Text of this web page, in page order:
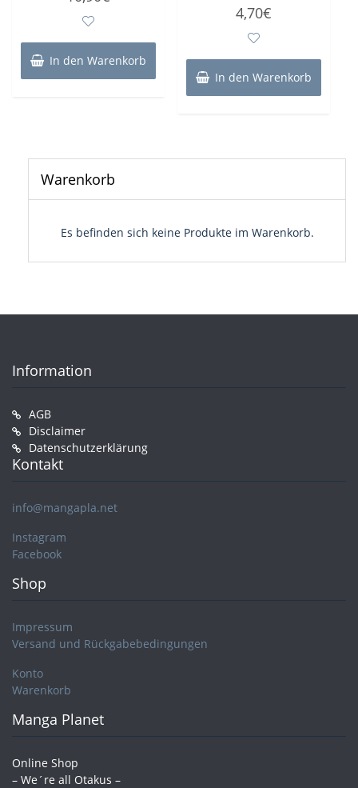
In den Warenkorb
mit4,70€
In den Warenkorb
Warenkorb
Es befinden sich keine Produkte im Warenkorb.
Information
AGB
Disclaimer
Datenschutzerklärung
Kontakt
info@mangapla.net
Instagram
Facebook
Shop
Impressum
Versand und Rückgabebedingungen
Konto
Warenkorb
Manga Planet
Online Shop
– We´re all Otakus –